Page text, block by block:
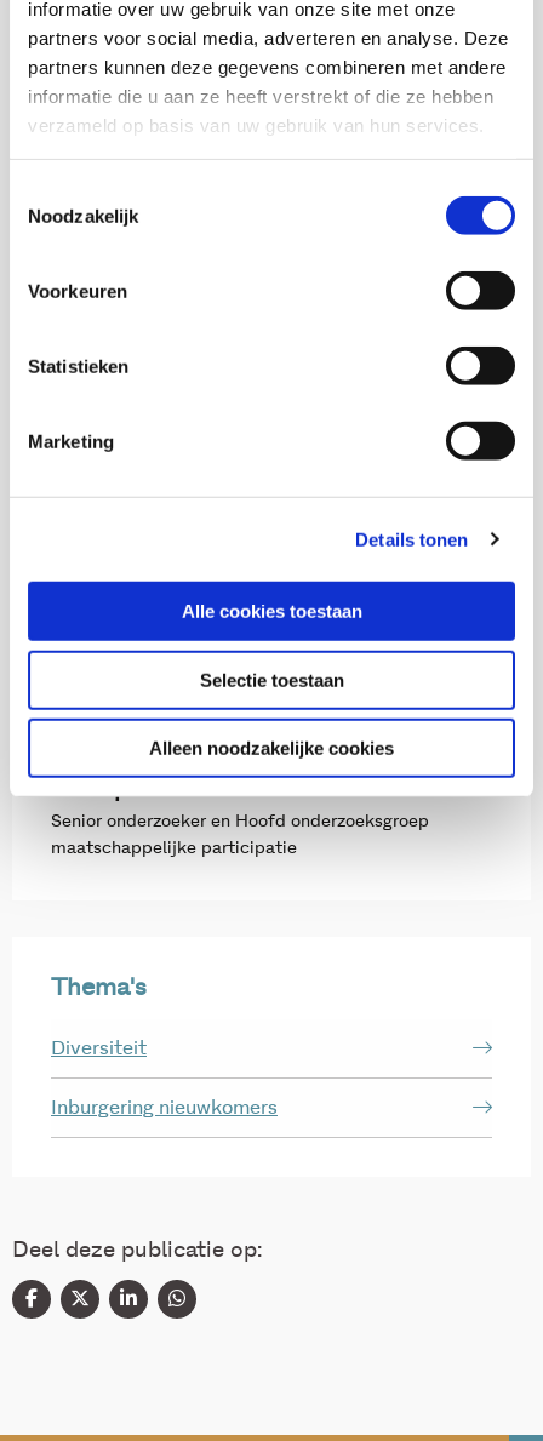
informatie over uw gebruik van onze site met onze
partners voor social media, adverteren en analyse. Deze
partners kunnen deze gegevens combineren met andere
informatie die u aan ze heeft verstrekt of die ze hebben
verzameld op basis van uw gebruik van hun services.
Noodzakelijk
Voorkeuren
Statistieken
Marketing
Details tonen
Alle cookies toestaan
Selectie toestaan
Alleen noodzakelijke cookies
Download via KIS
Onderzoekers
Maaike van Rooijen
Vogelperspectief
Jolanda Elferink
Bora Avrić
Met medewerking van
Senior onderzoeker en Hoofd onderzoeksgroep
maatschappelijke participatie
Thema's
Diversiteit
Inburgering nieuwkomers
Deel deze publicatie op: